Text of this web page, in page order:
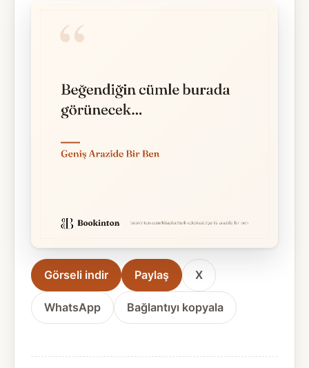
Görseli indir Paylaş X
WhatsApp Bağlantıyı kopyala